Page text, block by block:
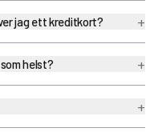
jag ett kreditkort? +
helst? +
+